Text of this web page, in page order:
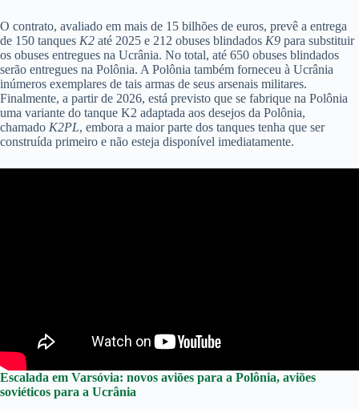
O contrato, avaliado em mais de 15 bilhões de euros, prevê a entrega
de 150 tanques K2 até 2025 e 212 obuses blindados K9 para substituir
os obuses entregues na Ucrânia. No total, até 650 obuses blindados
serão entregues na Polônia. A Polônia também forneceu à Ucrânia
inúmeros exemplares de tais armas de seus arsenais militares.
Finalmente, a partir de 2026, está previsto que se fabrique na Polônia
uma variante do tanque K2 adaptada aos desejos da Polônia,
chamado K2PL, embora a maior parte dos tanques tenha que ser
construída primeiro e não esteja disponível imediatamente.
Escalada em Varsóvia: novos aviões para a Polônia, aviões
soviéticos para a Ucrânia